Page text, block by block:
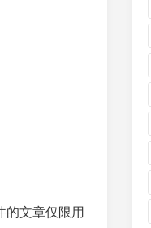
的文章仅限用